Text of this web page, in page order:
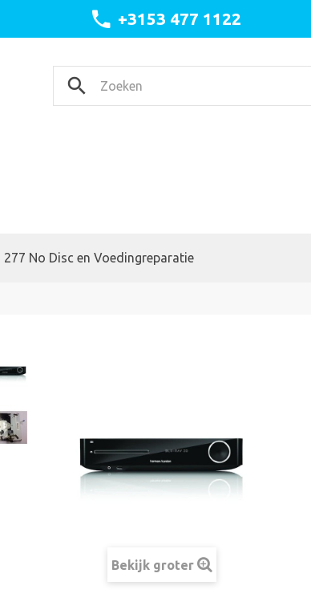
+3153 477 1122
No Disc en Voedingreparatie
Bekijk groter